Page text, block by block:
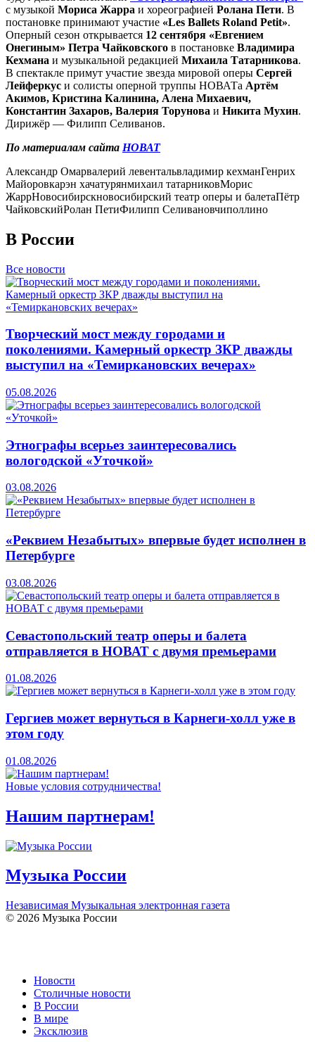
с музыкой Мориса Жарра и хореографией Ролана Пети. В
постановке принимают участие «Les Ballets Roland Petit».
Оперный сезон открывается 12 сентября «Евгением
Онегиным» Петра Чайковского в постановке Владимира
Кехмана и музыкальной редакцией Михаила Татарникова.
В спектакле примут участие звезда мировой оперы Сергей
Лейферкус и солисты оперной труппы НОВАТа Артём
Акимов, Кристина Калинина, Алена Михаевич,
Константин Захаров, Валерия Торунова и Никита Мухин.
Дирижёр — Филипп Селиванов.
По материалам сайта НОВАТ
Александр Омарвалерий левентальвладимир кехманГенрих
Майоровкарэн хачатурянмихаил татарниковМорис
ЖаррНовосибирскновосибирский театр оперы и балетаПётр
ЧайковскийРолан ПетиФилипп Селивановчиполлино
В России
Все новости
Творческий мост между городами и
поколениями. Камерный оркестр ЗКР дважды
выступил на «Темиркановских вечерах»
05.08.2026
Этнографы всерьез заинтересовались
вологодской «Уточкой»
03.08.2026
«Реквием Незабытых» впервые будет исполнен в
Петербурге
03.08.2026
Севастопольский театр оперы и балета
отправляется в НОВАТ с двумя премьерами
01.08.2026
Гергиев может вернуться в Карнеги-холл уже в
этом году
01.08.2026
Новые условия сотрудничества!
Нашим партнерам!
Музыка России
Независимая Музыкальная электронная газета
© 2026 Музыка России
Новости
Столичные новости
В России
В мире
Эксклюзив